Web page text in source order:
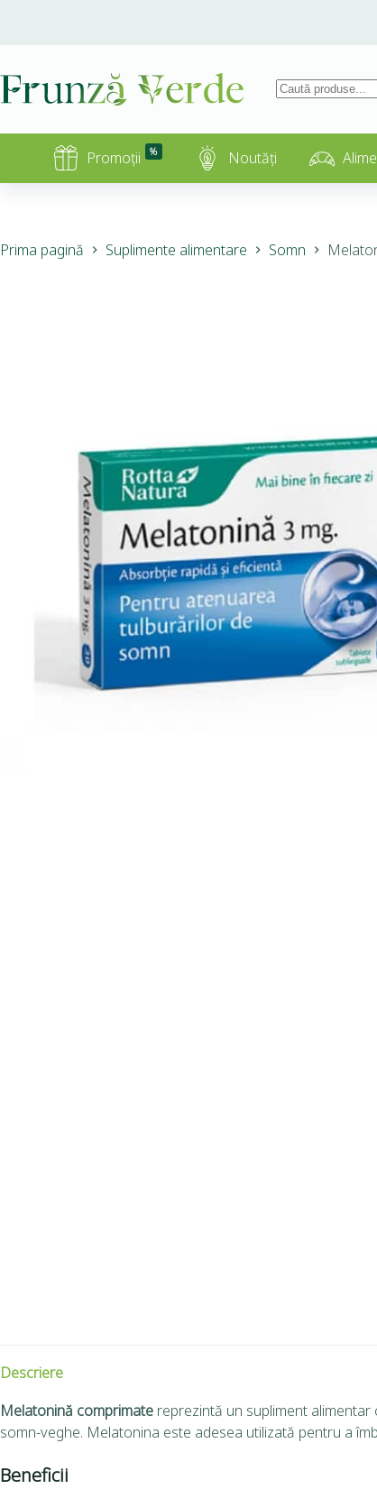
Promoții % Noutăți
Prima pagină Suplimente alimentare Somn
Descriere
Melatonină comprimate reprezintă un supliment
somn-veghe. Melatonina este adesea utilizată pentru a
Beneficii